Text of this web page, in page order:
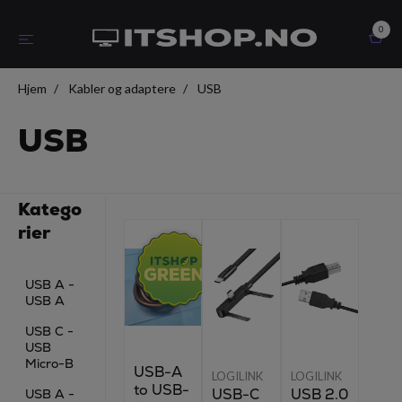
0
Hjem Kabler og adaptere USB
USB
Katego
rier
USB A -
USB A
USB C -
USB
Micro-B
USB A -
USB-A
to USB-
LOGILINK
USB-C
LOGILINK
USB 2.0